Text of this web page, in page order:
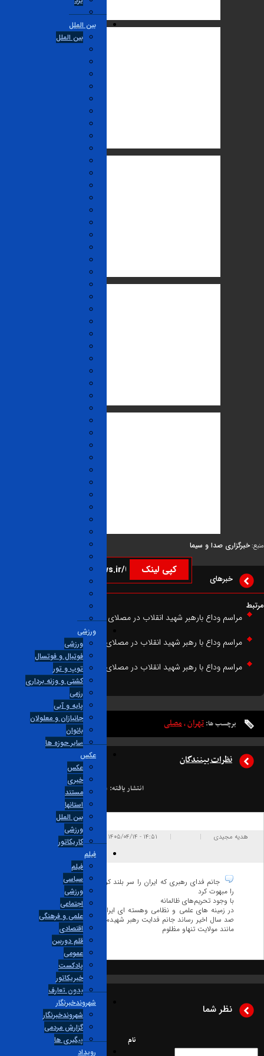
بین الملل
بین الملل
ورزشی
فوتبال و فوتسال
توپ و تور
کشتی و وزنه برداری
پایه و آبی
جانبازان و معلولان
بانوان
ساير حوزه ها
عکس
خبری
مستند
استانها
بین الملل
ورزشی
کاریکاتور
فیلم
سیاسی
ورزشی
اجتماعی
علمی و فرهنگی
اقتصادی
قلم دوربین
عمومی
پادکست
خبریکاتور
بدون تعارف
شهروندخبرنگار
شهروندخبرنگار
گزارش مردمی
پیگیری ها
صدا و سیما
کپی لینک
خبرهای
وداع بارهبر شهید انقلاب در مصلاى تهران -۹
وداع با رهبر شهید انقلاب در مصلای تهران _ ۸
وداع با رهبر شهید انقلاب در مصلای تهران _ ۱۰
برچسب ها:تهران، مصلی
نظرات بینندگان
غیر قابل انتشار: در انتظار بررسی:۰ انتشار یافته:۱
مجیدی | ۱۴:۵۱ - ۱۴۰۵/۰۴/۱۴
0
جانم فدای رهبری که ایران را سر بلند کرد ایرانی را داغدار و جهانی
را مبهوت کرد
با وجود تحریم‌های ظالمانه
در زمینه های علمی و نظامی وهسته ای ایران را در اوج قدرت در چند
صد سال اخیر رساند جانم فدایت رهبر شهیدم رهبر شجاعم پدر عین حال
مانند مولایت تنهاو مظلوم
نظر شما